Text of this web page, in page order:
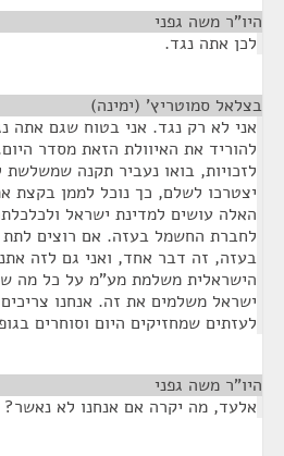
היו"ר משה גפני
לכן אתה נגד.
בצלאל סמוטריץ' (ימינה)
אני לא רק נגד. אני בטוח שגם אתה
להוריד את האיוולת הזאת מסדר
לזכויות, בואו נעביר תקנה
יצטרכו לשלם, כך נוכל לממן בקצת
האלה עושים למדינת ישראל
לחברת החשמל בעזה. אם רוצים
בעזה, זה דבר אחד, ואני גם לזה
הישראלית משלמת מע"מ על כל מה
ישראל משלמים את זה. אנחנו
לעזתים שמחזיקים היום וסוחרים
היו"ר משה גפני
אלעד, מה יקרה אם אנחנו לא נאשר?